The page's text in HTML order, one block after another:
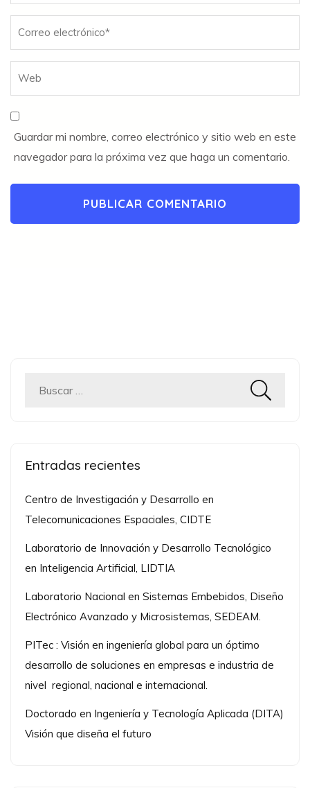
Guardar mi nombre, correo electrónico y sitio web en este
navegador para la próxima vez que haga un comentario.
Buscar:
Entradas recientes
Centro de Investigación y Desarrollo en
Telecomunicaciones Espaciales, CIDTE
Laboratorio de Innovación y Desarrollo Tecnológico
en Inteligencia Artificial, LIDTIA
Laboratorio Nacional en Sistemas Embebidos, Diseño
Electrónico Avanzado y Microsistemas, SEDEAM.
PITec : Visión en ingeniería global para un óptimo
desarrollo de soluciones en empresas e industria de
nivel regional, nacional e internacional.
Doctorado en Ingeniería y Tecnología Aplicada (DITA)
Visión que diseña el futuro